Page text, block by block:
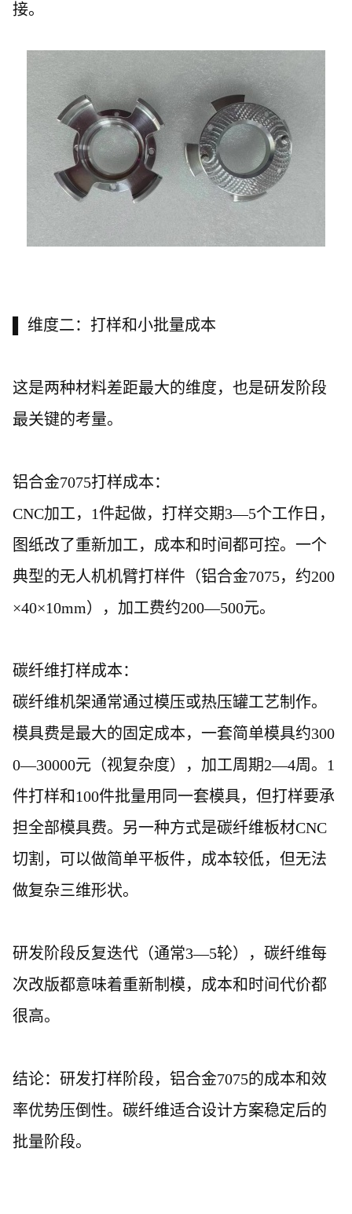
接。
▌ 维度二：打样和小批量成本
这是两种材料差距最大的维度，也是研发阶段
最关键的考量。
铝合金7075打样成本：
CNC加工，1件起做，打样交期3—5个工作日，
图纸改了重新加工，成本和时间都可控。一个
典型的无人机机臂打样件（铝合金7075，约200
×40×10mm），加工费约200—500元。
碳纤维打样成本：
碳纤维机架通常通过模压或热压罐工艺制作。
模具费是最大的固定成本，一套简单模具约300
0—30000元（视复杂度），加工周期2—4周。1
件打样和100件批量用同一套模具，但打样要承
担全部模具费。另一种方式是碳纤维板材CNC
切割，可以做简单平板件，成本较低，但无法
做复杂三维形状。
研发阶段反复迭代（通常3—5轮），碳纤维每
次改版都意味着重新制模，成本和时间代价都
很高。
结论：研发打样阶段，铝合金7075的成本和效
率优势压倒性。碳纤维适合设计方案稳定后的
批量阶段。